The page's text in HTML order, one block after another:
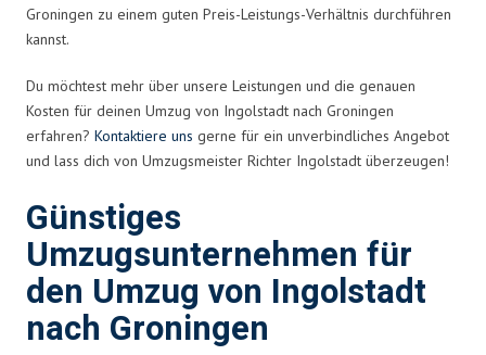
Groningen zu einem guten Preis-Leistungs-Verhältnis durchführen
kannst.
Du möchtest mehr über unsere Leistungen und die genauen
Kosten für deinen Umzug von Ingolstadt nach Groningen
erfahren? Kontaktiere uns gerne für ein unverbindliches Angebot
und lass dich von Umzugsmeister Richter Ingolstadt überzeugen!
Günstiges
Umzugsunternehmen für
den Umzug von Ingolstadt
nach Groningen